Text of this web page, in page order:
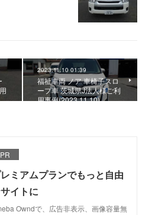
2023.11.10 01:39
福祉車両 ノア 車椅子スロ
ープ車 茨城県J法人様ご利
用事例(2023.11.10)
PR
ミアムプランでもっと自由
イトに
Owndで、広告非表示、画像容量無